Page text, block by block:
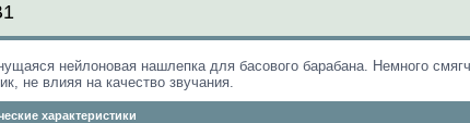
нейлоновая нашлепка для басового барабана. Немного
не влияя на качество звучания.
характеристики